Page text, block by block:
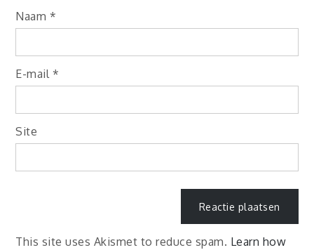
Naam *
E-mail *
Site
This site uses Akismet to reduce spam. Learn how